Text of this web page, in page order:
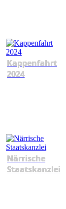
Kappenfahrt
2024
Närrische
Staatskanzlei